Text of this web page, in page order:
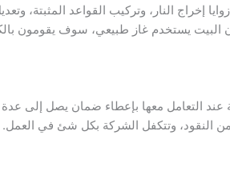
إخراج النار، وتركيب القواعد المثبتة،
البيت يستخدم غاز طبيعي، سوف يقومون
عند التعامل معها بإعطاء ضمان يصل إلى
النقود، وتتكفل الشركة بكل شئ في العمل.